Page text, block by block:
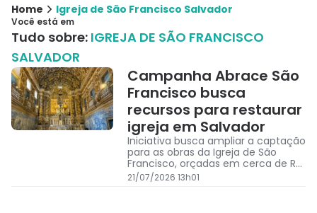
Home Igreja de São Francisco Salvador
Você está em
Tudo sobre: IGREJA DE SÃO FRANCISCO
SALVADOR
Campanha Abrace São
Francisco busca
recursos para restaurar
igreja em Salvador
Iniciativa busca ampliar a captação
para as obras da Igreja de São
Francisco, orçadas em cerca de R$
61 milhões; hotel, loja, cafeteria e
doações estão entre as
21/07/2026 13h01